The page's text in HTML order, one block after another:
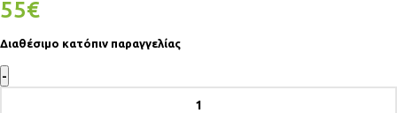
55€
Διαθέσιμο κατόπιν παραγγελίας